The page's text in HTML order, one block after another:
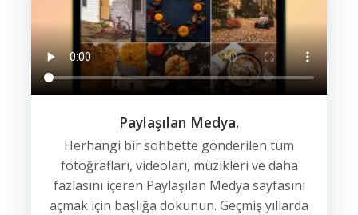
Paylaşılan Medya.
Herhangi bir sohbette gönderilen tüm
fotoğrafları, videoları, müzikleri ve daha
fazlasını içeren Paylaşılan Medya sayfasını
açmak için başlığa dokunun. Geçmiş yıllarda